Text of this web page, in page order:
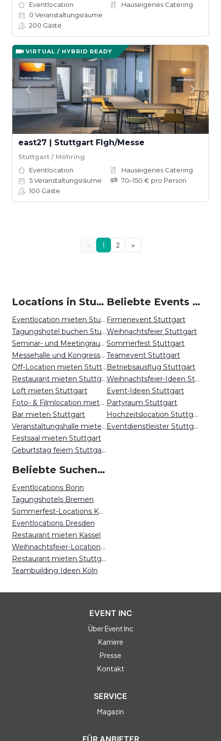
Eventlocation
Hauseigenes Catering
0 Veranstaltungsräume
200 Gäste
VIRTUAL / HYBRID READY
east27 | Stuttgart Flgh/Messe
Stuttgart / Möhring
Eventlocation
Hauseigenes Catering
5Veranstaltungsräume
70–150 € pro Person
100 Gäste
< 1 2 >
Locations in Stuttgart mieten
Eventlocation mieten Stuttgart
Tagungshotel buchen Stuttgart
Seminar- und Meetingraum mieten Stuttgart
Messehalle und Kongresszentrum mieten Stuttgart
Off-Location mieten Stuttgart
Restaurant mieten Stuttgart
Loft mieten Stuttgart
Foto- & Filmlocation mieten Stuttgart
Bar mieten Stuttgart
Veranstaltungshalle mieten Stuttgart
Festsaal mieten Stuttgart
Geburtstag feiern Stuttgart
Beliebte Events in Stuttgart
Firmenevent Stuttgart
Weihnachtsfeier Stuttgart
Sommerfest Stuttgart
Teamevent Stuttgart
Betriebsausflug Stuttgart
Weihnachtsfeier-Ideen Stuttgart
Event-Ideen Stuttgart
Partyraum Stuttgart
Hochzeitslocation Stuttgart
Eventdienstleister Stuttgart
Beliebte Suchen auf Event Inc
Eventlocations Bonn
Tagungshotels Bremen
Sommerfest-Locations Köln
Eventlocations Dresden
Restaurant mieten Kassel
Weihnachtsfeier-Locations Stuttgart
Restaurant mieten Stuttgart
Teambuilding Ideen Köln
EVENT INC
Über Event Inc
Karriere
Presse
Kontakt
SERVICE
Magazin
FÜR ANBIETER